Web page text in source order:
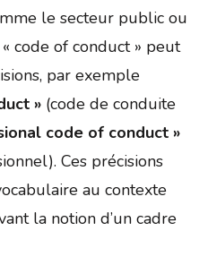
le secteur public ou
code of conduct » peut
par exemple
»(code de conduite
code of conduct »
Ces précisions
au contexte
la notion d’un cadre